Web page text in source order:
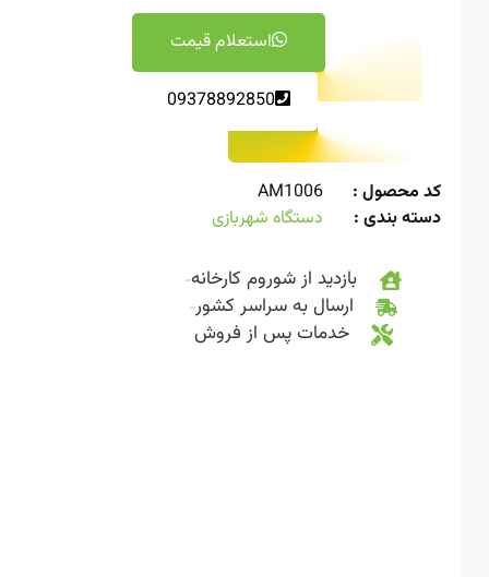
استعلام قیمت
09378892850
محصول :
AM1006
بندی :
دستگاه شهربازی
بازدید از شوروم کارخانه
ارسال به سراسر کشور
خدمات پس از فروش